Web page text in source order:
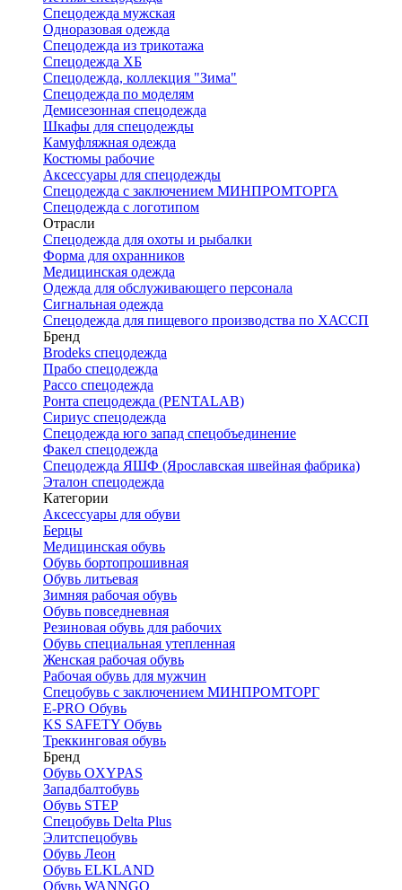
Спецодежда мужская
Одноразовая одежда
Спецодежда из трикотажа
Спецодежда ХБ
Спецодежда, коллекция "Зима"
Спецодежда по моделям
Демисезонная спецодежда
Шкафы для спецодежды
Камуфляжная одежда
Костюмы рабочие
Аксессуары для спецодежды
Спецодежда с заключением МИНПРОМТОРГА
Спецодежда с логотипом
Отрасли
Спецодежда для охоты и рыбалки
Форма для охранников
Медицинская одежда
Одежда для обслуживающего персонала
Сигнальная одежда
Спецодежда для пищевого производства по ХАССП
Бренд
Brodeks спецодежда
Прабо спецодежда
Рассо спецодежда
Ронта спецодежда (PENTALAB)
Сириус спецодежда
Спецодежда юго запад спецобъединение
Факел спецодежда
Спецодежда ЯШФ (Ярославская швейная фабрика)
Эталон спецодежда
Категории
Аксессуары для обуви
Берцы
Медицинская обувь
Обувь бортопрошивная
Обувь литьевая
Зимняя рабочая обувь
Обувь повседневная
Резиновая обувь для рабочих
Обувь специальная утепленная
Женская рабочая обувь
Рабочая обувь для мужчин
Спецобувь с заключением МИНПРОМТОРГ
E-PRO Обувь
KS SAFETY Обувь
Треккинговая обувь
Бренд
Обувь OXYPAS
Западбалтобувь
Обувь STEP
Спецобувь Delta Plus
Элитспецобувь
Обувь Леон
Обувь ELKLAND
Обувь WANNGO